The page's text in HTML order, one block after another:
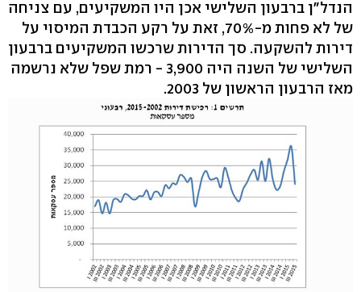
הנדל"ן ברבעון השלישי אכן היו המשקיעים, עם צניחה
של לא פחות מ-70%, זאת על רקע הכבדת המיסוי על
דירות להשקעה. סך הדירות שרכשו המשקיעים ברבעון
השלישי של השנה היה 3,900 - רמת שפל שלא נרשמה
מאז הרבעון הראשון של 2003.